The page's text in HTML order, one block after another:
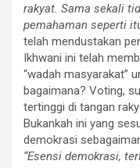
rakyat. Sama sekali
pemahaman seperti
telah mendustakan
Ikhwani ini telah
“wadah masyarakat”
bagaimana? Voting,
tertinggi di tangan
Bukankah ini yang
demokrasi
“Esensi demokrasi,